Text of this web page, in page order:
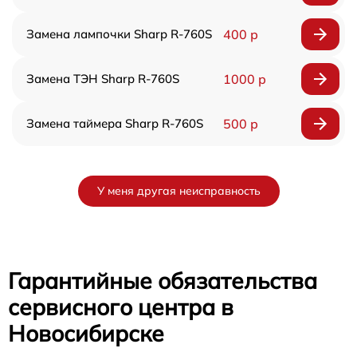
Замена лампочки Sharp R-760S 400 р
Замена ТЭН Sharp R-760S 1000 р
Замена таймера Sharp R-760S 500 р
У меня другая неисправность
Гарантийные обязательства
сервисного центра в
Новосибирске